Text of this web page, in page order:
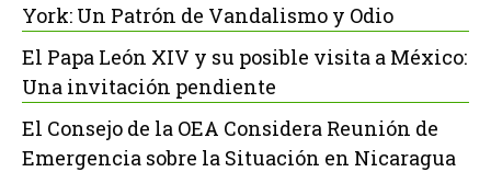
York: Un Patrón de Vandalismo y Odio
El Papa León XIV y su posible visita a México:
Una invitación pendiente
El Consejo de la OEA Considera Reunión de
Emergencia sobre la Situación en Nicaragua